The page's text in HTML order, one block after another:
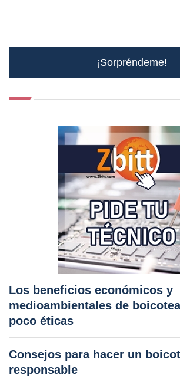
¡Sorpréndeme!
Los beneficios económicos y
medioambientales de
poco éticas
Consejos para hacer un
responsable